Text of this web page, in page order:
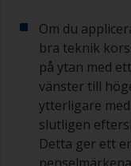
Om du
bra teknik
på ytan med
vänster till
ytterligare
slutligen
Detta ger ett